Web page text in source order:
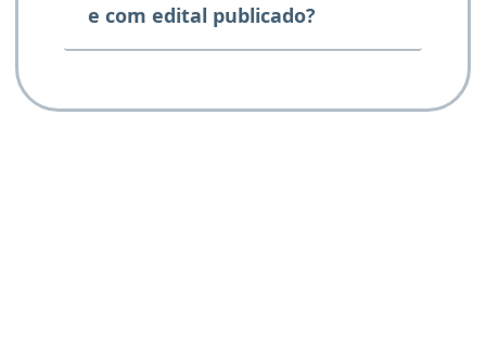
e com edital publicado?